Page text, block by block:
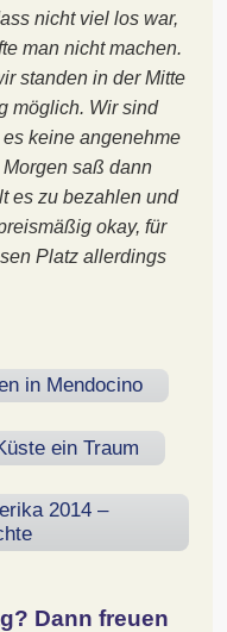
nicht viel los war,
man nicht machen.
standen in der Mitte
möglich. Wir sind
keine angenehme
saß dann
es zu bezahlen und
okay, für
Platz allerdings
in Mendocino
ein Traum
2014 –
Dann freuen